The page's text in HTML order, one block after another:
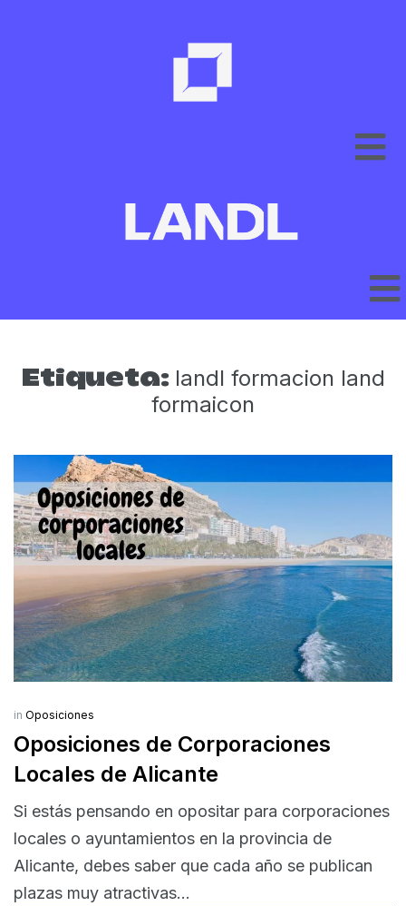
Etiqueta: landl formacion land
formaicon
in Oposiciones
Oposiciones de Corporaciones
Locales de Alicante
Si estás pensando en opositar para corporaciones
locales o ayuntamientos en la provincia de
Alicante, debes saber que cada año se publican
plazas muy atractivas...